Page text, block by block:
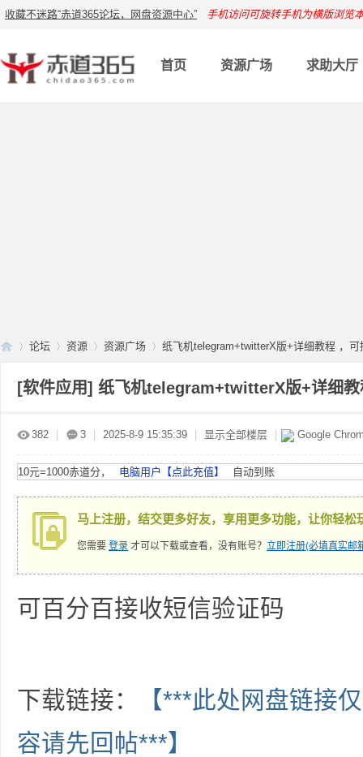
收藏不迷路“赤道365论坛，网盘资源中心” 手机访问可旋转手机为横版浏览
首页 资源广场 求助大厅
论坛 资源 资源广场 纸飞机telegram+twitterX版+详细教程 ，
[软件应用] 纸飞机telegram+twitterX版+详细教
382 3 2025-8-9 15:35:39 显示全部楼层 Google
10元=1000赤道分， 电脑用户【点此充值】 自动到账
马上注册，结交更多好友，享用更多功能，让你轻松
您需要 登录 才可以下载或查看，没有账号？ 立即注册(必填真实邮
可百分百接收短信验证码
下载链接：
【***此处网盘链接
容请先回帖***】